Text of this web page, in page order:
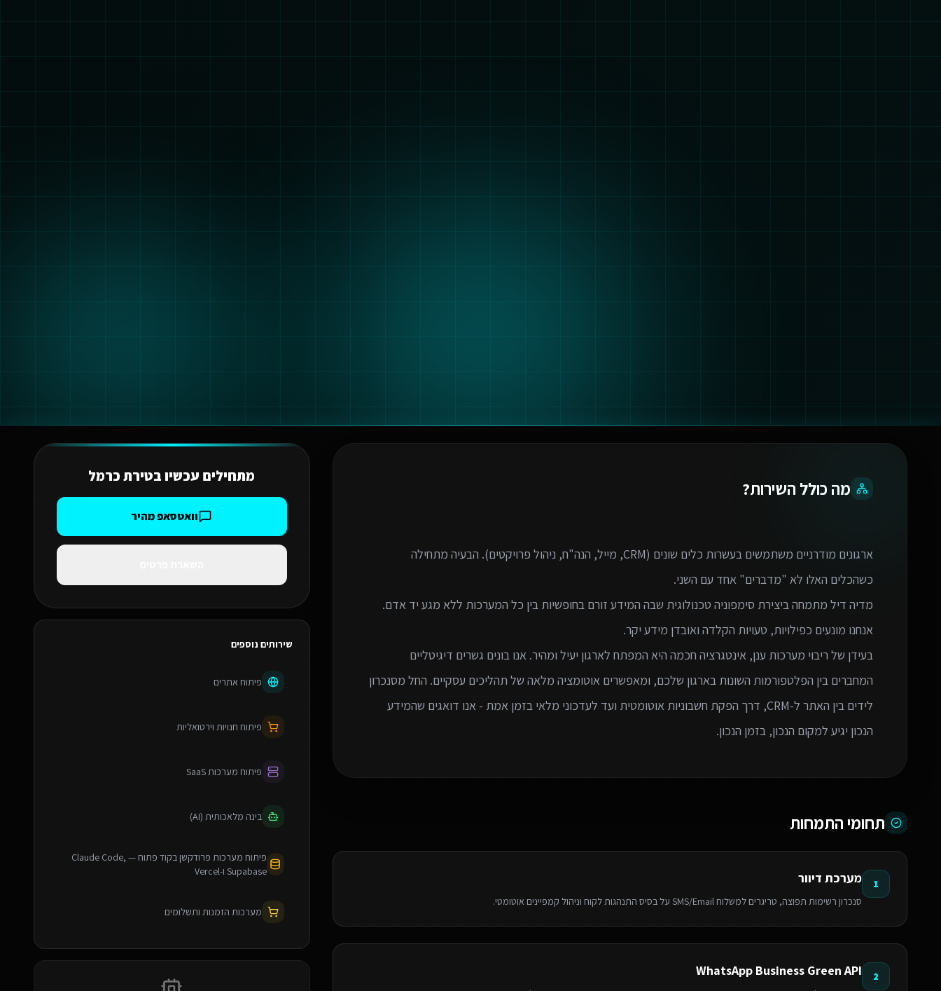
מה כולל השירות?
ארגונים מודרניים משתמשים בעשרות כלים שונים (CRM, מייל, הנה"ח, ניהול פרויקטים). הבעיה מתחילה
בעידן של ריבוי מערכות ענן, אינטגרציה חכמה היא המפתח לארגון יעיל ומהיר. אנו בונים גשרים דיגיטליים
המחברים בין הפלטפורמות השונות בארגון שלכם, ומאפשרים אוטומציה מלאה של תהליכים עסקיים. החל מסנכרון
לידים בין האתר ל-CRM, דרך הפקת חשבוניות אוטומטית ועד לעדכוני מלאי בזמן אמת - אנו דואגים שהמידע
הנכון יגיע למקום הנכון, בזמן הנכון.
תחומי התמחות
1 מערכת דיוור
סנכרון רשימות תפוצה, טריגרים למשלוח SMS/Email על בסיס התנהגות לקוח וניהול קמפיינים אוטומטי.
2
WhatsApp Business Green API
מתחילים עכשיו בטירת כרמל
וואטסאפ מהיר
שירותים נוספים
פיתוח אתרים
פיתוח חנויות וירטואליות
פיתוח מערכות SaaS
בינה מלאכותית (AI)
פיתוח מערכות פרודקשן בקוד פתוח — Claude Code,
Supabase ו-Vercel
מערכות הזמנות ותשלומים